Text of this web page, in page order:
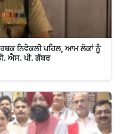
ਨਿਵੇਕਲੀ ਪਹਿਲ, ਆਮ ਲੋਕਾਂ ਨੂੰ
ਐਸ. ਪੀ. ਗੱਬਰ